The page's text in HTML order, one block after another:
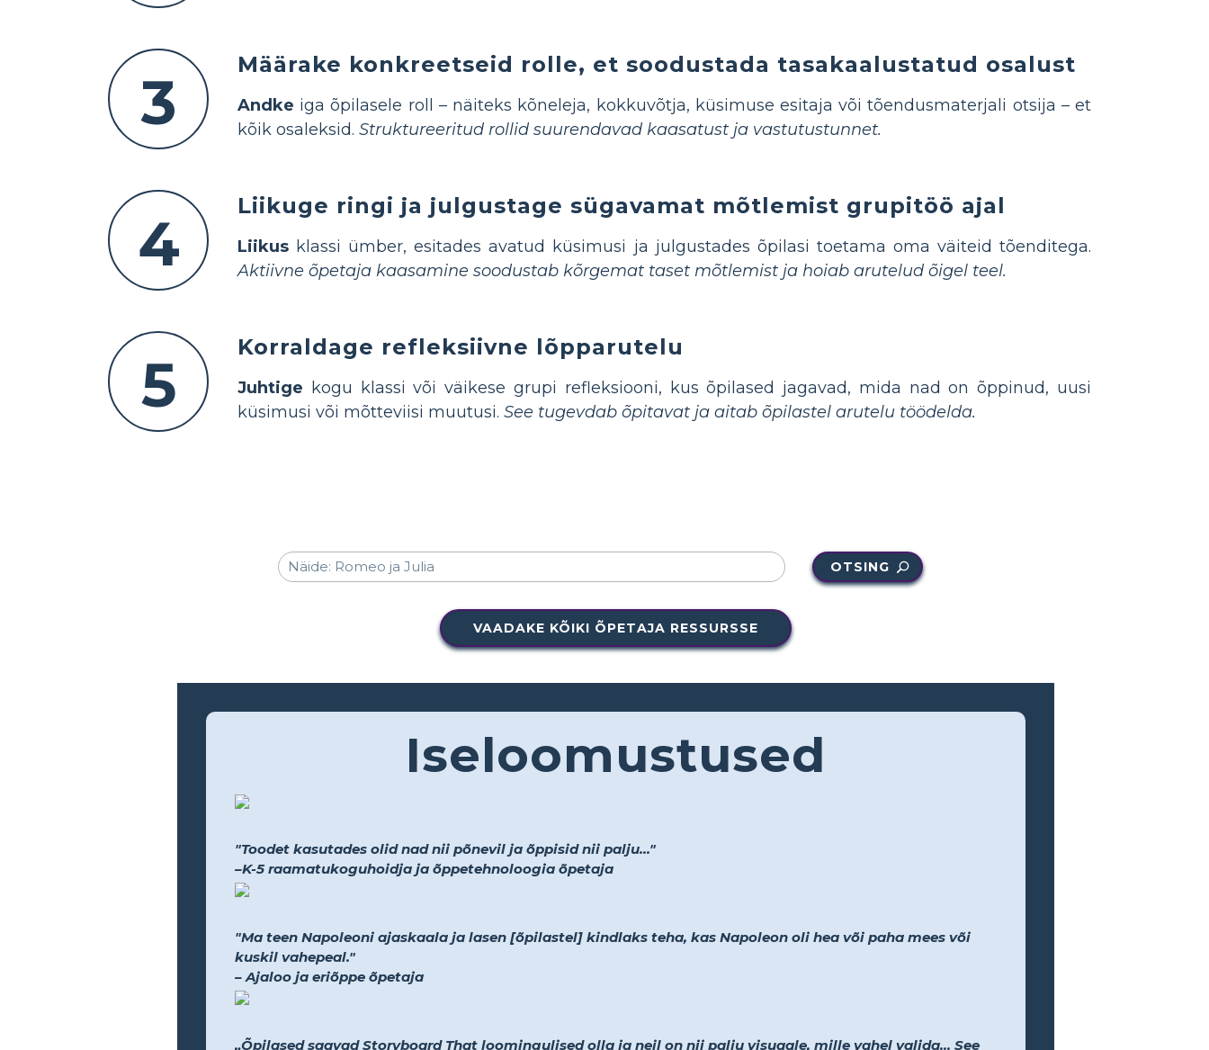
3
Määrake konkreetseid rolle, et soodustada tasakaalustatud osalust
Andke iga õpilasele roll – näiteks kõneleja, kokkuvõtja, küsimuse esitaja või tõendusmaterjali otsija – et
kõik osaleksid. Struktureeritud rollid suurendavad kaasatust ja vastutustunnet.
4
Liikuge ringi ja julgustage sügavamat mõtlemist grupitöö ajal
Liikus klassi ümber, esitades avatud küsimusi ja julgustades õpilasi toetama oma väiteid tõenditega.
Aktiivne õpetaja kaasamine soodustab kõrgemat taset mõtlemist ja hoiab arutelud õigel teel.
5
Korraldage refleksiivne lõpparutelu
Juhtige kogu klassi või väikese grupi refleksiooni, kus õpilased jagavad, mida nad on õppinud, uusi
küsimusi või mõtteviisi muutusi. See tugevdab õpitavat ja aitab õpilastel arutelu töödelda.
OTSING
VAADAKE KÕIKI ÕPETAJA RESSURSSE
Iseloomustused
"Toodet kasutades olid nad nii põnevil ja õppisid nii palju..."
–K-5 raamatukoguhoidja ja õppetehnoloogia õpetaja
"Ma teen Napoleoni ajaskaala ja lasen [õpilastel] kindlaks teha, kas Napoleon oli hea või paha mees või
kuskil vahepeal."
– Ajaloo ja eriõppe õpetaja
„Õpilased saavad Storyboard That loomingulised olla ja neil on nii palju visuaale, mille vahel valida... See